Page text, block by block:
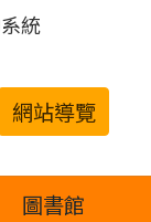
統
網站導覽
圖書館